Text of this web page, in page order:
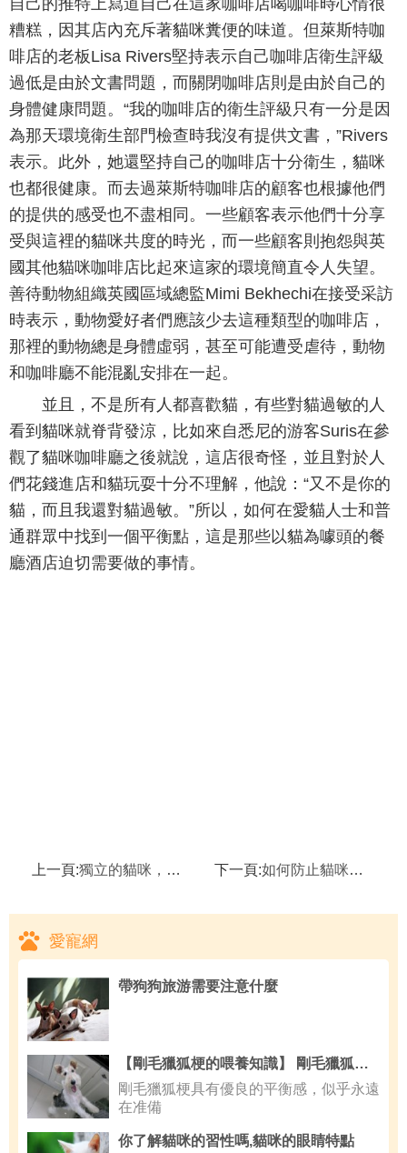
糟糕，因其店內充斥著貓咪糞便的味道。但萊斯特咖
啡店的老板Lisa Rivers堅持表示自己咖啡店衛生評級
過低是由於文書問題，而關閉咖啡店則是由於自己的
身體健康問題。“我的咖啡店的衛生評級只有一分是因
為那天環境衛生部門檢查時我沒有提供文書，”Rivers
表示。此外，她還堅持自己的咖啡店十分衛生，貓咪
也都很健康。而去過萊斯特咖啡店的顧客也根據他們
的提供的感受也不盡相同。一些顧客表示他們十分享
受與這裡的貓咪共度的時光，而一些顧客則抱怨與英
國其他貓咪咖啡店比起來這家的環境簡直令人失望。
善待動物組織英國區域總監Mimi Bekhechi在接受采訪
時表示，動物愛好者們應該少去這種類型的咖啡店，
那裡的動物總是身體虛弱，甚至可能遭受虐待，動物
和咖啡廳不能混亂安排在一起。
並且，不是所有人都喜歡貓，有些對貓過敏的人
看到貓咪就脊背發涼，比如來自悉尼的游客Suris在參
觀了貓咪咖啡廳之後就說，這店很奇怪，並且對於人
們花錢進店和貓玩耍十分不理解，他說：“又不是你的
貓，而且我還對貓過敏。”所以，如何在愛貓人士和普
通群眾中找到一個平衡點，這是那些以貓為噱頭的餐
廳酒店迫切需要做的事情。
上一頁:獨立的貓咪，不需要我們也能過得很好？ 下一頁:如何防止貓咪捕殺小動物
愛寵網
帶狗狗旅游需要注意什麼
【剛毛獵狐梗的喂養知識】 剛毛獵狐梗好養嗎
剛毛獵狐梗具有優良的平衡感，似乎永遠
在准備
你了解貓咪的習性嗎,貓咪的眼睛特點